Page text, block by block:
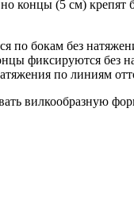
(5 см) крепят
по бокам без
фиксируются без
по линиям
вилкообразную